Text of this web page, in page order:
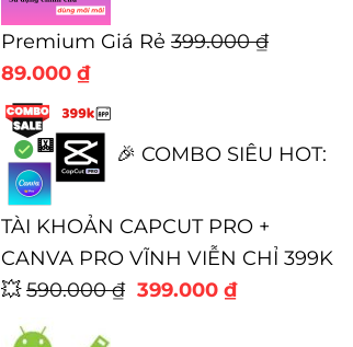
Premium Giá Rẻ 399.000₫
Giá
gốc
là:
399.000 ₫.
89.000 ₫Giá
hiện
tại
là:
🎉 COMBO SIÊU HOT:
TÀI KHOẢN CAPCUT PRO +
CANVA PRO VĨNH VIỄN CHỈ 399K
💥 590.000₫ Giá
399.000 ₫Giá